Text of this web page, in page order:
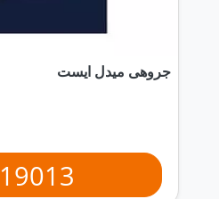
جروهى ميدل ايست
19013